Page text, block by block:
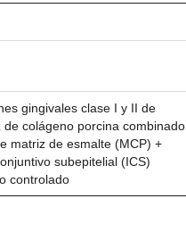
gingivales clase I y II de
colágeno porcina combinado
matriz de esmalte (MCP) +
subepitelial (ICS)
controlado